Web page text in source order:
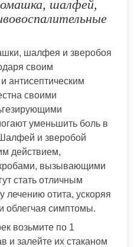
шалфей,
шалфея и зверобоя
своим
антисептическим
своими
уменьшить боль в
и зверобой
действием,
вызывающими
стать отличным
лечению отита, ускоряя
облегчая симптомы.
возьмите по 1
и залейте их стаканом